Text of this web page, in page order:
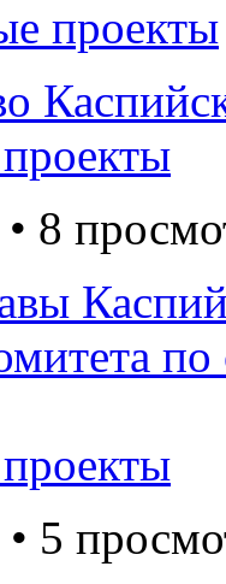
проекты
• 8
• 5